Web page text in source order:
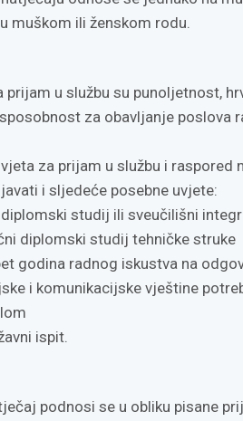
muškom ili ženskom rodu.
prijam u službu su punoljetnost,
za obavljanje poslova
za prijam u službu i raspored
i sljedeće posebne uvjete:
studij ili sveučilišni
diplomski studij tehničke struke
godina radnog iskustva na
i komunikacijske vještine
ispit.
podnosi se u obliku pisane